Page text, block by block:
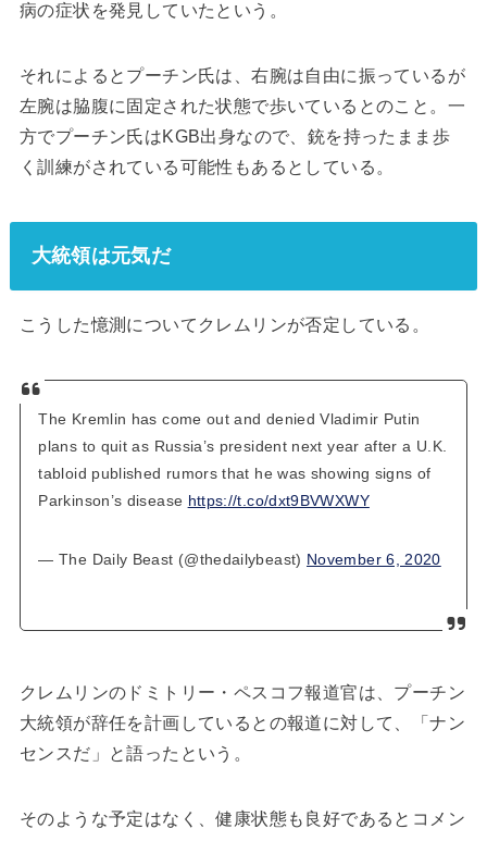
病の症状を発見していたという。
それによるとプーチン氏は、右腕は自由に振っているが
左腕は脇腹に固定された状態で歩いているとのこと。一
方でプーチン氏はKGB出身なので、銃を持ったまま歩
く訓練がされている可能性もあるとしている。
大統領は元気だ
こうした憶測についてクレムリンが否定している。
The Kremlin has come out and denied Vladimir Putin
plans to quit as Russia’s president next year after a U.K.
tabloid published rumors that he was showing signs of
Parkinson’s disease https://t.co/dxt9BVWXWY
— The Daily Beast (@thedailybeast) November 6, 2020
クレムリンのドミトリー・ペスコフ報道官は、プーチン
大統領が辞任を計画しているとの報道に対して、「ナン
センスだ」と語ったという。
そのような予定はなく、健康状態も良好であるとコメン